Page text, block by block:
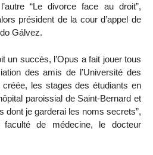
“Le divorce face au droit”,
président de la cour d’appel de
Gálvez.
un succès, l’Opus a fait jouer tous
des amis de l’Université des
les stages des étudiants en
paroissial de Saint-Bernard et
dont je garderai les noms secrets”,
de médecine, le docteur